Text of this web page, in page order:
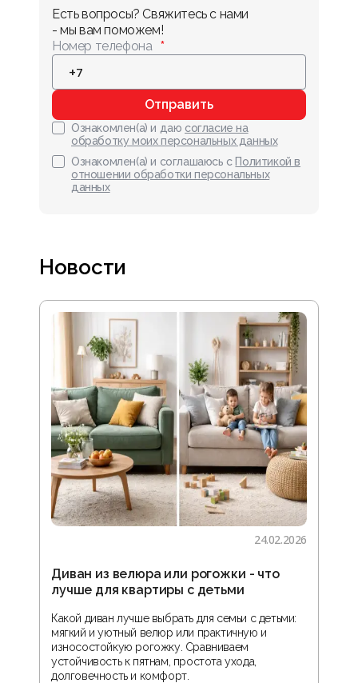
Есть вопросы? Свяжитесь с нами
- мы вам поможем!
Номер телефона
Отправить
Ознакомлен(а) и даю согласие на
обработку моих персональных данных
Ознакомлен(а) и соглашаюсь с Политикой в
отношении обработки персональных
данных
Новости
24.02.2026
Диван из велюра или рогожки - что
лучше для квартиры с детьми
Какой диван лучше выбрать для семьи с детьми:
мягкий и уютный велюр или практичную и
износостойкую рогожку. Сравниваем
устойчивость к пятнам, простота ухода,
долговечность и комфорт.